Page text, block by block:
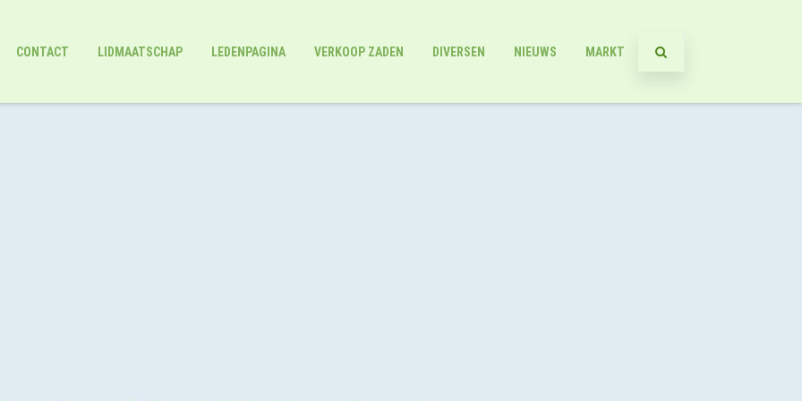
CONTACT LIDMAATSCHAP LEDENPAGINA VERKOOP ZADEN DIVERSEN NIEUWS MARKT